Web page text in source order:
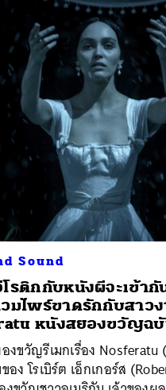
Sound
โรติกกับหนังผีจะเข้า
วมไพร์ขาดรักกับสาว
หนังสยองขวัญฉบั
ขวัญรีเมกเรื่อง Nosferatu
อง โรเบิร์ต เอ็กเกอร์ส